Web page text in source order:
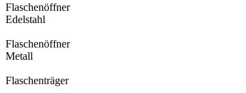
Flaschen­öffner
Edelstahl
Flaschen­öffner
Metall
Flaschen­träger